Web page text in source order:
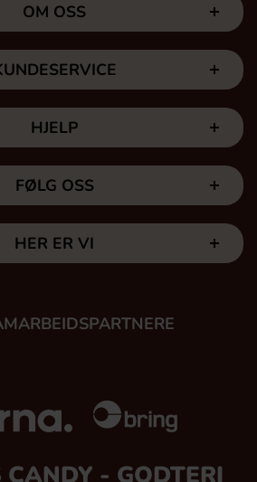
OM OSS
HJELP
FØLG OSS
HER ER VI
CANDY - GODTERI